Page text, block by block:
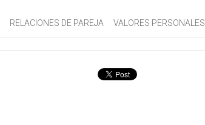
RELACIONES DE PAREJA VALORES PERSONALES